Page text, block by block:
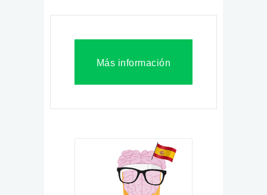
Más información